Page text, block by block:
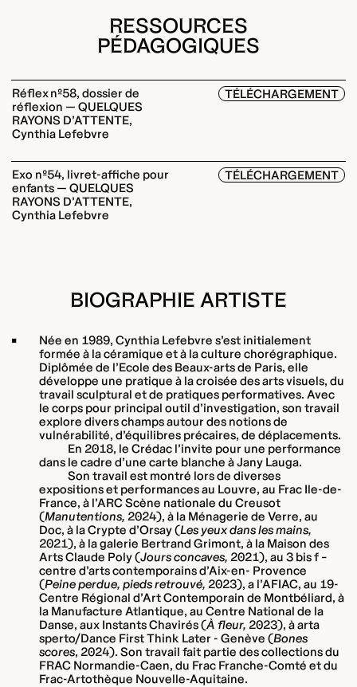
RESSOURCES
PÉDAGOGIQUES
Réflex nº58, dossier de
réflexion — QUELQUES
RAYONS D’ATTENTE,
Cynthia Lefebvre
TÉLÉCHARGEMENT
Exo nº54, livret-affiche pour
enfants — QUELQUES
RAYONS D’ATTENTE,
Cynthia Lefebvre
TÉLÉCHARGEMENT
BIOGRAPHIE ARTISTE
Née en 1989, Cynthia Lefebvre s’est initialement
formée à la céramique et à la culture chorégraphique.
Diplômée de l’Ecole des Beaux-arts de Paris, elle
développe une pratique à la croisée des arts visuels, du
travail sculptural et de pratiques performatives. Avec
le corps pour principal outil d’investigation, son travail
explore divers champs autour des notions de
vulnérabilité, d’équilibres précaires, de déplacements.
En 2018, le Crédac l’invite pour une performance
dans le cadre d’une carte blanche à Jany Lauga.
Son travail est montré lors de diverses
expositions et performances au Louvre, au Frac Ile-de-
France, à l’ARC Scène nationale du Creusot
(Manutentions, 2024), à la Ménagerie de Verre, au
Doc, à la Crypte d’Orsay (Les yeux dans les mains,
2021), à la galerie Bertrand Grimont, à la Maison des
Arts Claude Poly (Jours concaves, 2021), au 3 bis f –
centre d’arts contemporains d’Aix-en- Provence
(Peine perdue, pieds retrouvé, 2023), a l’AFIAC, au 19-
Centre Régional d’Art Contemporain de Montbéliard, à
la Manufacture Atlantique, au Centre National de la
Danse, aux Instants Chavirés (À fleur, 2023), à arta
sperto/Dance First Think Later - Genève (Bones
scores, 2024). Son travail fait partie des collections du
FRAC Normandie-Caen, du Frac Franche-Comté et du
Frac-Artothèque Nouvelle-Aquitaine.